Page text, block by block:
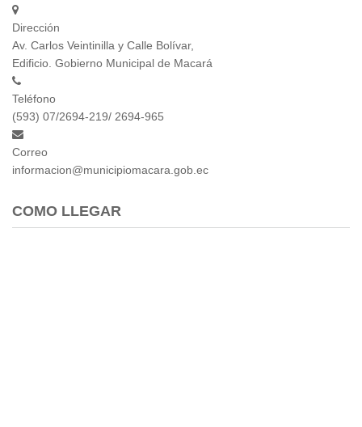
Dirección
Av. Carlos Veintinilla y Calle Bolívar,
Edificio. Gobierno Municipal de Macará
Teléfono
(593) 07/2694-219/ 2694-965
Correo
informacion@municipiomacara.gob.ec
COMO LLEGAR